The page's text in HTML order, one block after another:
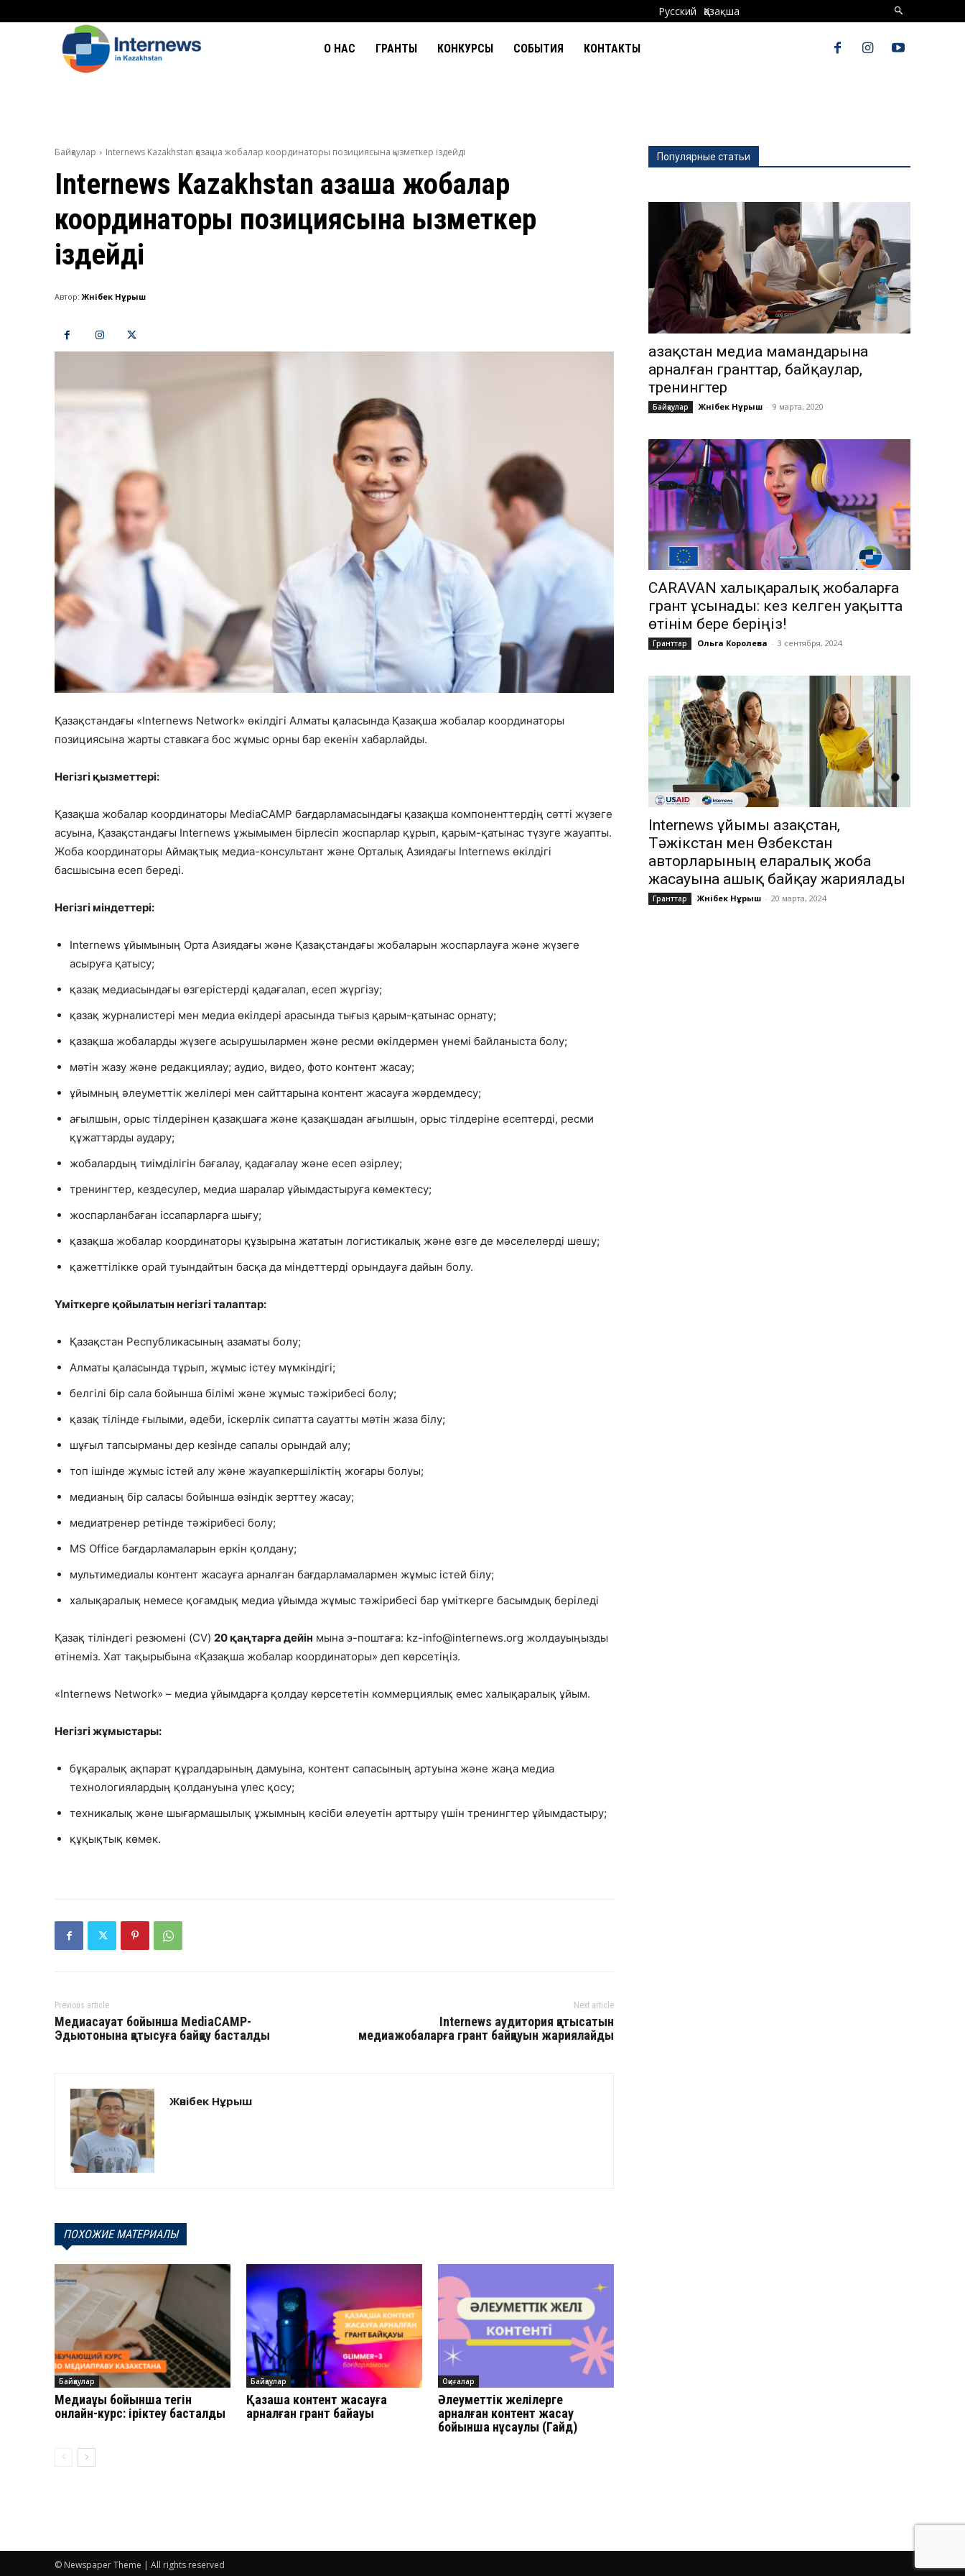
Русский Қазақша
О НАС ГРАНТЫ КОНКУРСЫ СОБЫТИЯ КОНТАКТЫ
Байқаулар Internews Kazakhstan қазақша жобалар координаторы позициясына қызметкер іздейді
Internews Kazakhstan қазақша жобалар
координаторы позициясына қызметкер
іздейді
Автор: Жәнібек Нұрыш
Қазақстандағы «Internews Network» өкілдігі Алматы қаласында Қазақша жобалар координаторы
позициясына жарты ставкаға бос жұмыс орны бар екенін хабарлайды.
Негізгі қызметтері:
Қазақша жобалар координаторы MediаCAMP бағдарламасындағы қазақша компоненттердің сәтті жүзеге
асуына, Қазақстандағы Internews ұжымымен бірлесіп жоспарлар құрып, қарым-қатынас түзуге жауапты.
Жоба координаторы Аймақтық медиа-консультант және Орталық Азиядағы Internews өкілдігі
басшысына есеп береді.
Негізгі міндеттері:
Internews ұйымының Орта Азиядағы және Қазақстандағы жобаларын жоспарлауға және жүзеге
асыруға қатысу;
қазақ медиасындағы өзгерістерді қадағалап, есеп жүргізу;
қазақ журналистері мен медиа өкілдері арасында тығыз қарым-қатынас орнату;
қазақша жобаларды жүзеге асырушылармен және ресми өкілдермен үнемі байланыста болу;
мәтін жазу және редакциялау; аудио, видео, фото контент жасау;
ұйымның әлеуметтік желілері мен сайттарына контент жасауға жәрдемдесу;
ағылшын, орыс тілдерінен қазақшаға және қазақшадан ағылшын, орыс тілдеріне есептерді, ресми
құжаттарды аудару;
жобалардың тиімділігін бағалау, қадағалау және есеп әзірлеу;
тренингтер, кездесулер, медиа шаралар ұйымдастыруға көмектесу;
жоспарланбаған іссапарларға шығу;
қазақша жобалар координаторы құзырына жататын логистикалық және өзге де мәселелерді шешу;
қажеттілікке орай туындайтын басқа да міндеттерді орындауға дайын болу.
Үміткерге қойылатын негізгі талаптар:
Қазақстан Республикасының азаматы болу;
Алматы қаласында тұрып, жұмыс істеу мүмкіндігі;
белгілі бір сала бойынша білімі және жұмыс тәжірибесі болу;
қазақ тілінде ғылыми, әдеби, іскерлік сипатта сауатты мәтін жаза білу;
шұғыл тапсырманы дер кезінде сапалы орындай алу;
топ ішінде жұмыс істей алу және жауапкершіліктің жоғары болуы;
медианың бір саласы бойынша өзіндік зерттеу жасау;
медиатренер ретінде тәжірибесі болу;
MS Office бағдарламаларын еркін қолдану;
мультимедиалы контент жасауға арналған бағдарламалармен жұмыс істей білу;
халықаралық немесе қоғамдық медиа ұйымда жұмыс тәжірибесі бар үміткерге басымдық беріледі
Қазақ тіліндегі резюмені (CV) 20 қаңтарға дейін мына э-поштаға: kz-info@internews.org жолдауыңызды
өтінеміз. Хат тақырыбына «Қазақша жобалар координаторы» деп көрсетіңіз.
«Internews Network» – медиа ұйымдарға қолдау көрсететін коммерциялық емес халықаралық ұйым.
Негізгі жұмыстары:
бұқаралық ақпарат құралдарының дамуына, контент сапасының артуына және жаңа медиа
технологиялардың қолдануына үлес қосу;
техникалық және шығармашылық ұжымның кәсіби әлеуетін арттыру үшін тренингтер ұйымдастыру;
құқықтық көмек.
Previous article
Медиасауат бойынша MediaCAMP-
Эдьютонына қатысуға байқау басталды
Next article
Internews аудитория қатысатын
медиажобаларға грант байқауын жариялайды
Жәнібек Нұрыш
ПОХОЖИЕ МАТЕРИАЛЫ
Байқаулар
Медиақұқық бойынша тегін
онлайн-курс: іріктеу басталды
Байқаулар
Қазақша контент жасауға
арналған грант байқауы
Оқиғалар
Әлеуметтік желілерге
арналған контент жасау
бойынша нұсқаулық (Гайд)
Популярные статьи
Қазақстан медиа мамандарына
арналған гранттар, байқаулар,
тренингтер
Байқаулар Жәнібек Нұрыш - 9 марта, 2020
CARAVAN халықаралық жобаларға
грант ұсынады: кез келген уақытта
өтінім бере беріңіз!
Гранттар Ольга Королева - 3 сентября, 2024
Internews ұйымы Қазақстан,
Тәжікстан мен Өзбекстан
авторларының еларалық жоба
жасауына ашық байқау жариялады
Гранттар Жәнібек Нұрыш - 20 марта, 2024
© Newspaper Theme | All rights reserved